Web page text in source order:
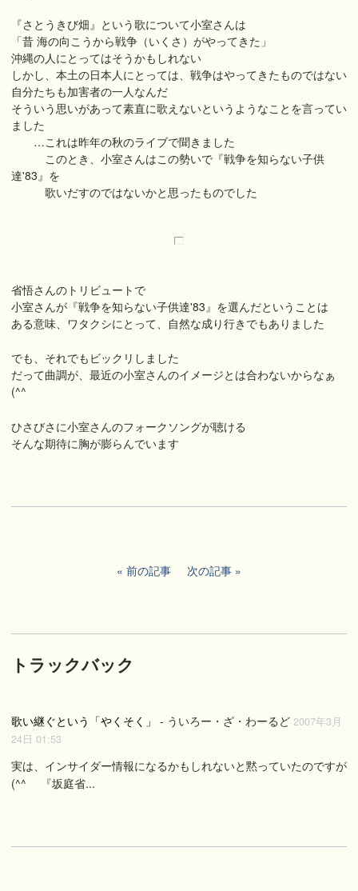
『さとうきび畑』という歌について小室さんは
「昔 海の向こうから戦争（いくさ）がやってきた」
沖縄の人にとってはそうかもしれない
しかし、本土の日本人にとっては、戦争はやってきたものではない
自分たちも加害者の一人なんだ
そういう思いがあって素直に歌えないというようなことを言ってい
ました
…これは昨年の秋のライブで聞きました
このとき、小室さんはこの勢いで『戦争を知らない子供
達'83』を
歌いだすのではないかと思ったものでした
省悟さんのトリビュートで
小室さんが『戦争を知らない子供達'83』を選んだということは
ある意味、ワタクシにとって、自然な成り行きでもありました
でも、それでもビックリしました
だって曲調が、最近の小室さんのイメージとは合わないからなぁ
(^^ゞ
ひさびさに小室さんのフォークソングが聴ける
そんな期待に胸が膨らんでいます
前の記事 次の記事
トラックバック
歌い継ぐという「やくそく」 - ういろー・ざ・わーるど 2007年3月
24日 01:53
実は、インサイダー情報になるかもしれないと黙っていたのですが
(^^ゞ 『坂庭省...